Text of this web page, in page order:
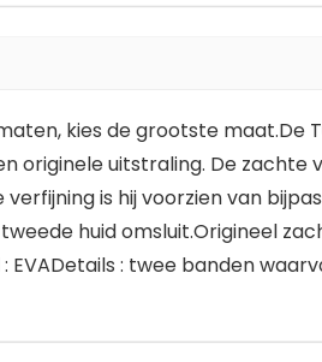
kies de grootste maat.De
originele uitstraling. De
is hij voorzien van
huid omsluit.Origineel
EVADetails : twee banden